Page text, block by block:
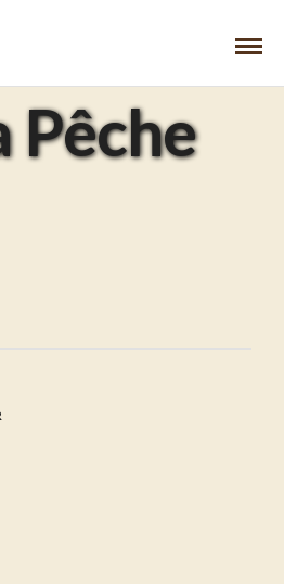
Pêche